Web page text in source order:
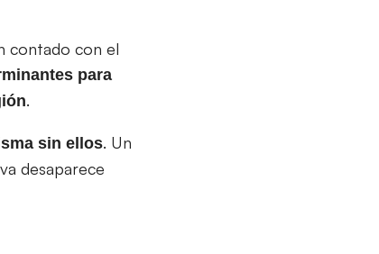
contado con el
para
.
sin ellos. Un
desaparece